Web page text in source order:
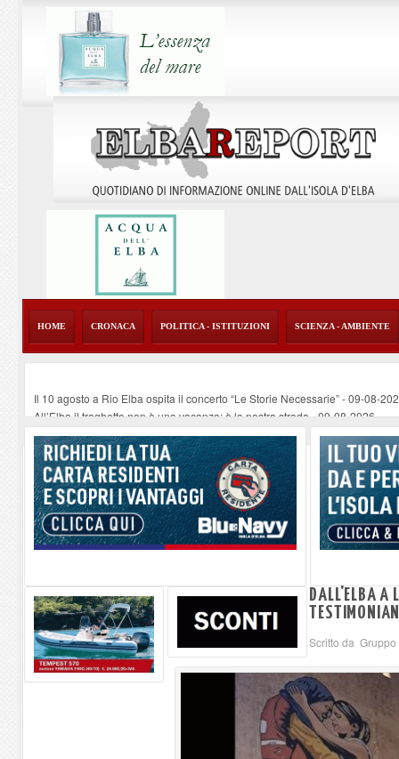
HOME CRONACA POLITICA - ISTITUZIONI SCIENZA - AMBIENTE
Il 10 agosto a Rio Elba ospita il concerto “Le Storie Necessarie”-09-08-
All’Elba il traghetto non è una vacanza: è la nostra strada-09-08-2026
Alla libreria Mardilibri “The Chloris”, canzoni rarefatte-
09-08-2026
La Foto del Giorno (9 ago.)-09-08-2026
Non si può morire perché l'elisoccorso arriva dopo mezza giornata. Subito
DALL'ELBA A
Scritto da